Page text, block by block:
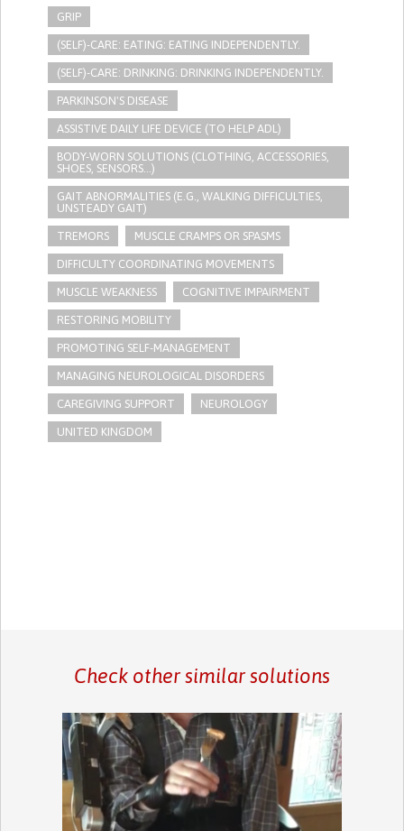
GRIP
(SELF)-CARE: EATING: EATING INDEPENDENTLY.
(SELF)-CARE: DRINKING: DRINKING INDEPENDENTLY.
PARKINSON'S DISEASE
ASSISTIVE DAILY LIFE DEVICE (TO HELP ADL)
BODY-WORN SOLUTIONS (CLOTHING, ACCESSORIES,
SHOES, SENSORS...)
GAIT ABNORMALITIES (E.G., WALKING DIFFICULTIES,
UNSTEADY GAIT)
TREMORS MUSCLE CRAMPS OR SPASMS
DIFFICULTY COORDINATING MOVEMENTS
MUSCLE WEAKNESS COGNITIVE IMPAIRMENT
RESTORING MOBILITY
PROMOTING SELF-MANAGEMENT
MANAGING NEUROLOGICAL DISORDERS
CAREGIVING SUPPORT NEUROLOGY
UNITED KINGDOM
Check other similar solutions